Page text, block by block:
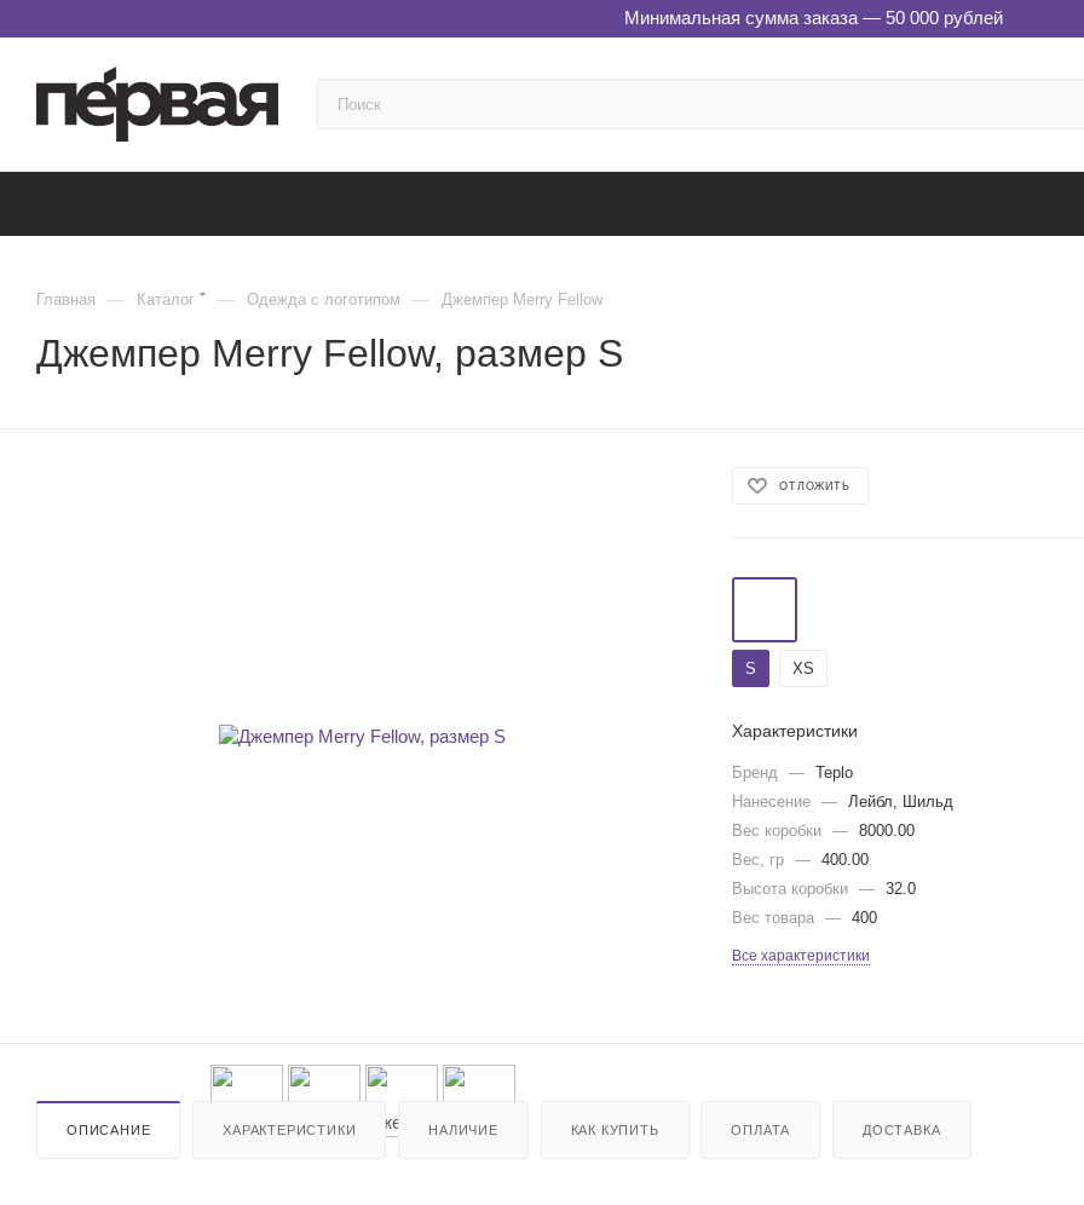
Минимальная сумма заказа — 50 000 рублей
Главная — Каталог — Одежда с логотипом — Джемпер Merry Fellow
Джемпер Merry Fellow, размер S
ОТЛОЖИТЬ
S XS
Характеристики
Бренд —
Teplo
Нанесение
—
Лейбл, Шильд
Вес коробки
—
8000.00
Вес, гр
—
400.00
Высота коробки
—
32.0
Вес товара
— 400
Все характеристики
ОПИСАНИЕ ХАРАКТЕРИСТИКИ НАЛИЧИЕ КАК КУПИТЬ ОПЛАТА ДОСТАВКА